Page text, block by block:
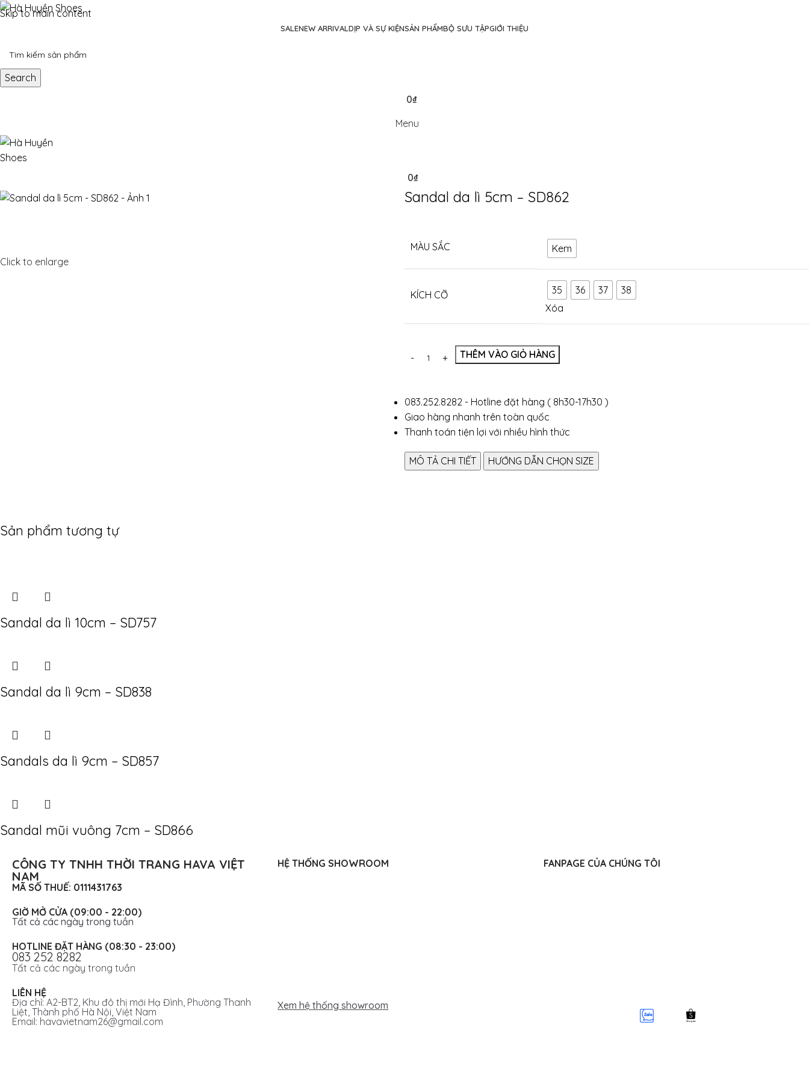
Skip to main content
SALENEW ARRIVALDỊP VÀ SỰ KIỆNSẢN PHẨMBỘ SƯU TẬPGIỚI THIỆU
Search
0₫
Menu
0₫
Click to enlarge
Sandal da lì 5cm – SD862
MÀU SẮC Kem
KÍCH CỠ 35 36 37
38
Xóa
THÊM VÀO GIỎ HÀNG
083.252.8282 - Hotline đặt hàng ( 8h30-17h30 )
Giao hàng nhanh trên toàn quốc
Thanh toán tiện lợi với nhiều hình thức
MÔ TẢ CHI TIẾT HƯỚNG DẪN CHỌN SIZE
Sản phẩm tương tự
Sandal da lì 10cm – SD757
Sandal da lì 9cm – SD838
Sandals da lì 9cm – SD857
Sandal mũi vuông 7cm – SD866
CÔNG TY TNHH THỜI TRANG HAVA VIỆT
NAM
MÃ SỐ THUẾ: 0111431763
GIỜ MỞ CỬA (09:00 - 22:00)
Tất cả các ngày trong tuần
HOTLINE ĐẶT HÀNG (08:30 - 23:00)
083 252 8282
Tất cả các ngày trong tuần
LIÊN HỆ
Địa chỉ: A2-BT2, Khu đô thị mới Hạ Đình, Phường Thanh
Liệt, Thành phố Hà Nội, Việt Nam
Email: havavietnam26@gmail.com
HỆ THỐNG SHOWROOM
Xem hệ thống showroom
FANPAGE CỦA CHÚNG TÔI